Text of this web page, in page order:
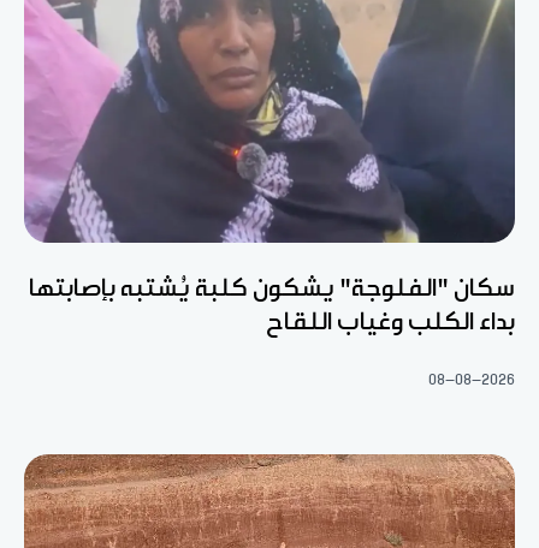
سكان "الفلوجة" يشكون كلبة يُشتبه بإصابتها
بداء الكلب وغياب اللقاح
08-08-2026